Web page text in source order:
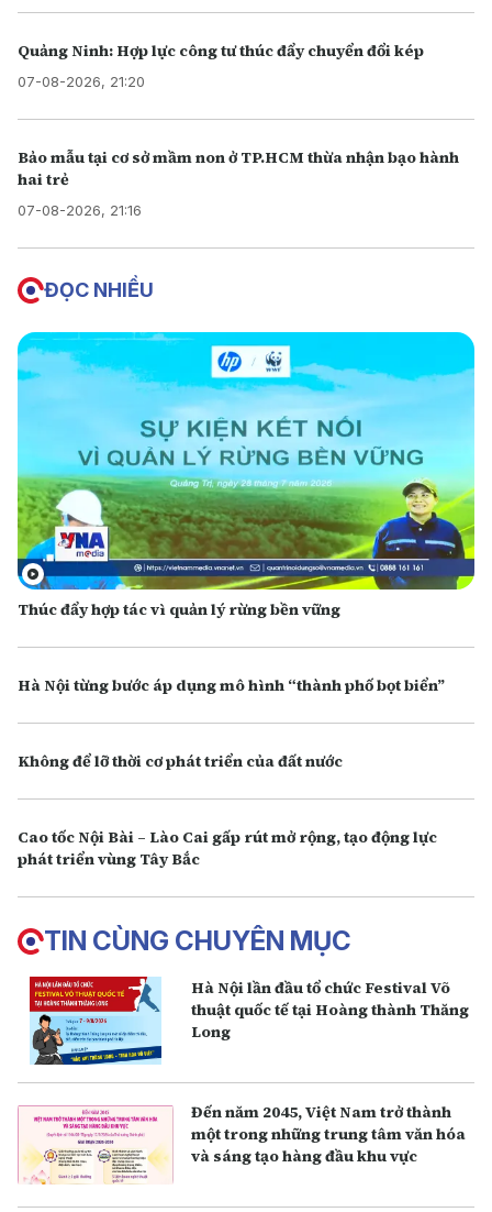
TIN CÙNG CHUYÊN MỤC
Hà Nội lần đầu tổ chức Festival Võ
thuật quốc tế tại Hoàng thành Thăng
Long
Đến năm 2045, Việt Nam trở thành
một trong những trung tâm văn hóa
và sáng tạo hàng đầu khu vực
Quảng Ninh: Hợp lực công tư thúc đẩy chuyển đổi kép
07-08-2026, 21:20
Bảo mẫu tại cơ sở mầm non ở TP.HCM thừa nhận bạo hành
hai trẻ
07-08-2026, 21:16
ĐỌC NHIỀU
Thúc đẩy hợp tác vì quản lý rừng bền vững
Hà Nội từng bước áp dụng mô hình “thành phố bọt biển”
Không để lỡ thời cơ phát triển của đất nước
Cao tốc Nội Bài – Lào Cai gấp rút mở rộng, tạo động lực
phát triển vùng Tây Bắc